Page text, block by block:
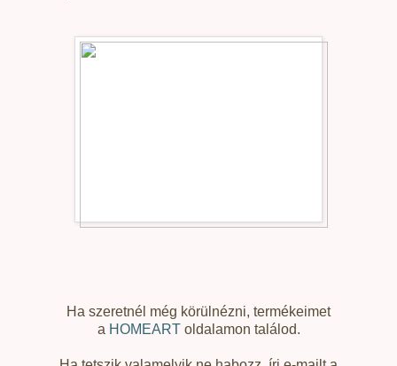
Ha szeretnél még körülnézni, termékeimet
a HOMEARToldalamon találod.